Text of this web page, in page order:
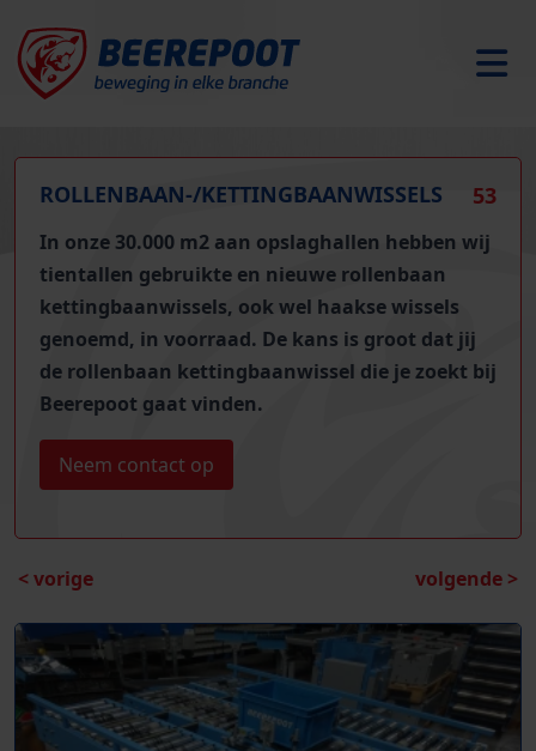
53
ROLLENBAAN-/KETTINGBAANWISSELS
In onze 30.000 m2 aan opslaghallen hebben wij
tientallen gebruikte en nieuwe rollenbaan
kettingbaanwissels, ook wel haakse wissels
genoemd, in voorraad. De kans is groot dat jij
de rollenbaan kettingbaanwissel die je zoekt bij
Beerepoot gaat vinden.
Neem contact op
< vorige volgende >